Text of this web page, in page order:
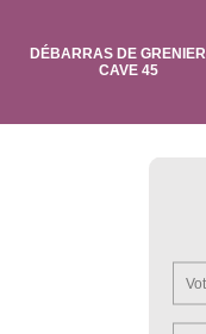
DÉBARRAS DE
CAVE 45